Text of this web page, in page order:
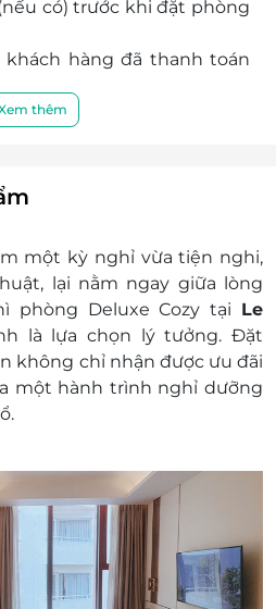
có) trước khi đặt phòng
hàng đã thanh toán
chịu trách nhiệm
Cozy
25m2
ngủ được trang bị đầy
thiết bị hiện đại
số khách tiêu chuẩn/phòng
cập mạng không dây
hồ bơi
Chi phí cá nhân và các
giường phụ:
miễn phí, ngủ chung
thêm
một kỳ nghỉ vừa tiện nghi,
lại nằm ngay giữa lòng
phòng Deluxe Cozy tại Le
là lựa chọn lý tưởng. Đặt
không chỉ nhận được ưu đãi
một hành trình nghỉ dưỡng